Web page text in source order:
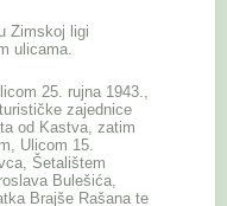
Zimskoj ligi
ulicama.
25. rujna 1943.,
zajednice
od Kastva, zatim
Ulicom 15.
Šetalištem
Bulešića,
Brajše Rašana te